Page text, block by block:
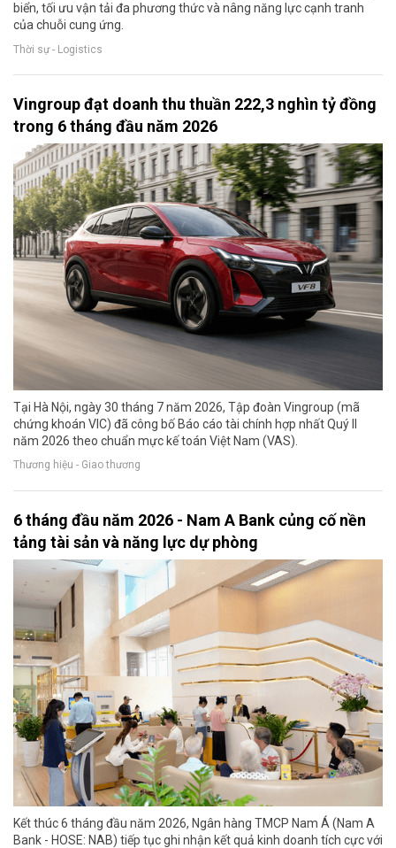
biển, tối ưu vận tải đa phương thức và nâng năng lực cạnh tranh
của chuỗi cung ứng.
Thời sự - Logistics
Vingroup đạt doanh thu thuần 222,3 nghìn tỷ đồng
trong 6 tháng đầu năm 2026
Tại Hà Nội, ngày 30 tháng 7 năm 2026, Tập đoàn Vingroup (mã
chứng khoán VIC) đã công bố Báo cáo tài chính hợp nhất Quý II
năm 2026 theo chuẩn mực kế toán Việt Nam (VAS).
Thương hiệu - Giao thương
6 tháng đầu năm 2026 - Nam A Bank củng cố nền
tảng tài sản và năng lực dự phòng
Kết thúc 6 tháng đầu năm 2026, Ngân hàng TMCP Nam Á (Nam A
Bank - HOSE: NAB) tiếp tục ghi nhận kết quả kinh doanh tích cực với